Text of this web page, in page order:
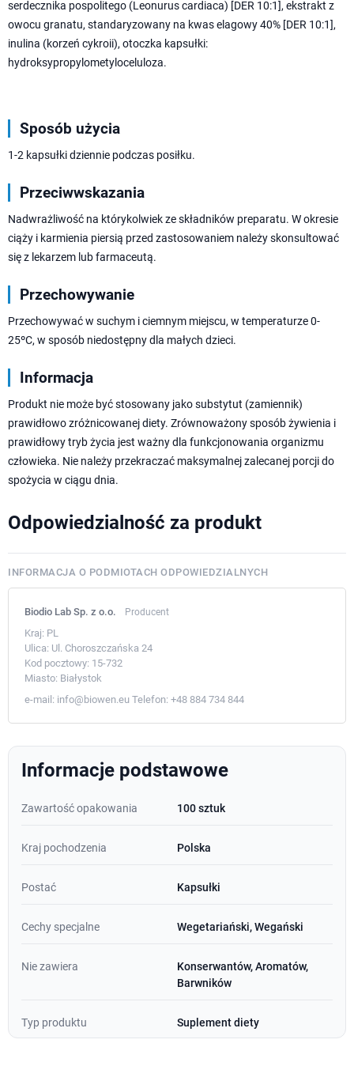
serdecznika pospolitego (Leonurus cardiaca) [DER 10:1], ekstrakt z
owocu granatu, standaryzowany na kwas elagowy 40% [DER 10:1],
inulina (korzeń cykroii), otoczka kapsułki:
hydroksypropylometyloceluloza.
Sposób użycia
1-2 kapsułki dziennie podczas posiłku.
Przeciwwskazania
Nadwrażliwość na którykolwiek ze składników preparatu. W okresie
ciąży i karmienia piersią przed zastosowaniem należy skonsultować
się z lekarzem lub farmaceutą.
Przechowywanie
Przechowywać w suchym i ciemnym miejscu, w temperaturze 0-
25ºC, w sposób niedostępny dla małych dzieci.
Informacja
Produkt nie może być stosowany jako substytut (zamiennik)
prawidłowo zróżnicowanej diety. Zrównoważony sposób żywienia i
prawidłowy tryb życia jest ważny dla funkcjonowania organizmu
człowieka. Nie należy przekraczać maksymalnej zalecanej porcji do
spożycia w ciągu dnia.
Odpowiedzialność za produkt
INFORMACJA O PODMIOTACH ODPOWIEDZIALNYCH
Biodio Lab Sp. z o.o. Producent
Kraj: PL
Ulica: Ul. Choroszczańska 24
Kod pocztowy: 15-732
Miasto: Białystok
e-mail: info@biowen.eu Telefon: +48 884 734 844
Informacje podstawowe
Zawartość opakowania 100 sztuk
Kraj pochodzenia Polska
Postać Kapsułki
Cechy specjalne Wegetariański, Wegański
Nie zawiera
Konserwantów, Aromatów,
Barwników
Typ produktu Suplement diety